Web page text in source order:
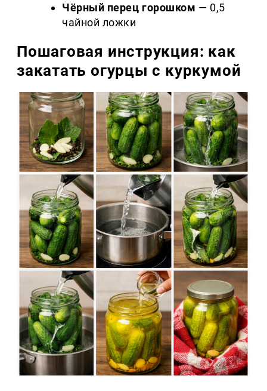
Чёрный перец горошком — 0,5
чайной ложки
Пошаговая инструкция: как
закатать огурцы с куркумой